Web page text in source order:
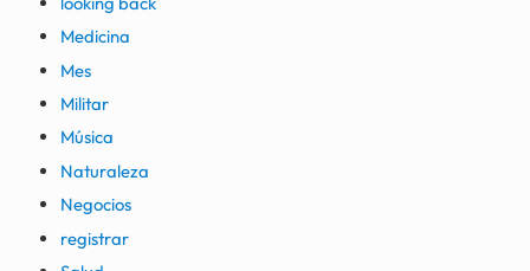
Medicina
Mes
Militar
Música
Naturaleza
Negocios
registrar